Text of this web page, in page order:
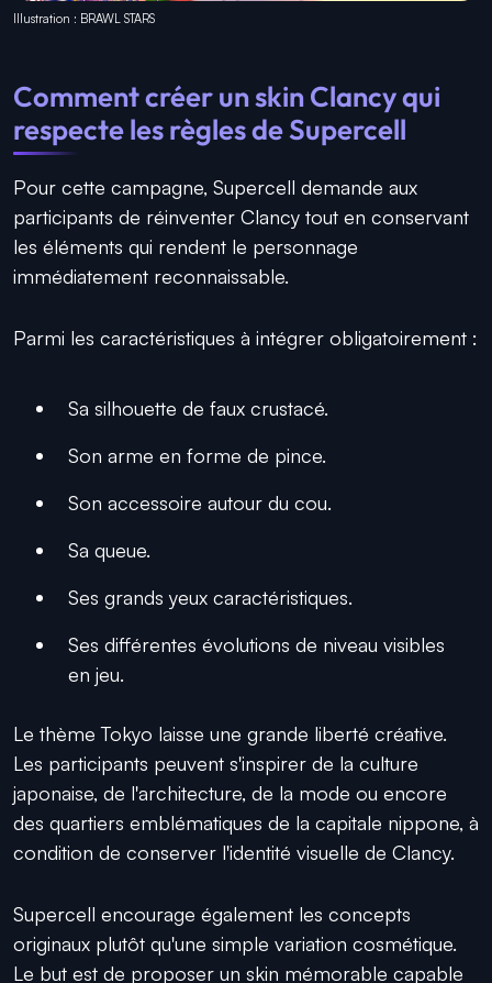
Illustration : BRAWL STARS
Comment créer un skin Clancy qui
respecte les règles de Supercell
Pour cette campagne, Supercell demande aux
participants de réinventer Clancy tout en conservant
les éléments qui rendent le personnage
immédiatement reconnaissable.
Parmi les caractéristiques à intégrer obligatoirement :
Sa silhouette de faux crustacé.
Son arme en forme de pince.
Son accessoire autour du cou.
Sa queue.
Ses grands yeux caractéristiques.
Ses différentes évolutions de niveau visibles
en jeu.
Le thème Tokyo laisse une grande liberté créative.
Les participants peuvent s'inspirer de la culture
japonaise, de l'architecture, de la mode ou encore
des quartiers emblématiques de la capitale nippone, à
condition de conserver l'identité visuelle de Clancy.
Supercell encourage également les concepts
originaux plutôt qu'une simple variation cosmétique.
Le but est de proposer un skin mémorable capable